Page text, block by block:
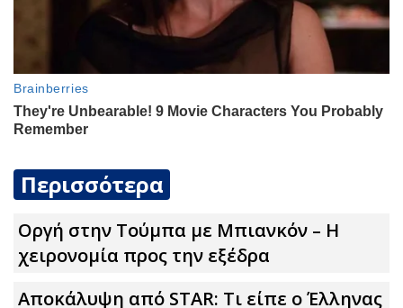
Περισσότερα
Οργή στην Τούμπα με Μπιανκόν – Η
χειρονομία προς την εξέδρα
Αποκάλυψη από STAR: Τι είπε ο Έλληνας